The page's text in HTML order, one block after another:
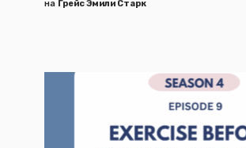
на Грейс Эмили Старк